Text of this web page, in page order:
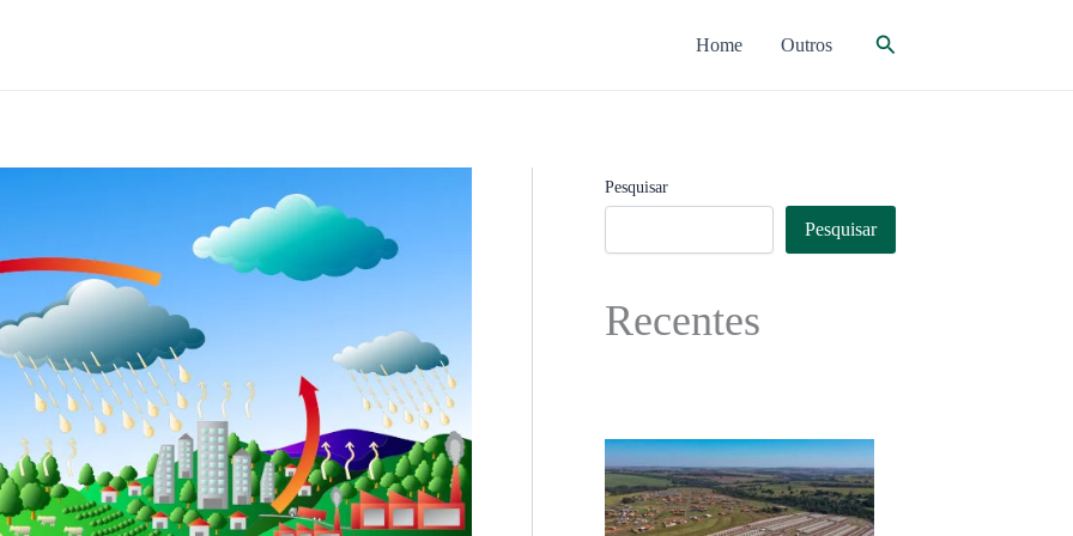
Home Outros Pesquisar
Pesquisar
Pesquisar
Recentes